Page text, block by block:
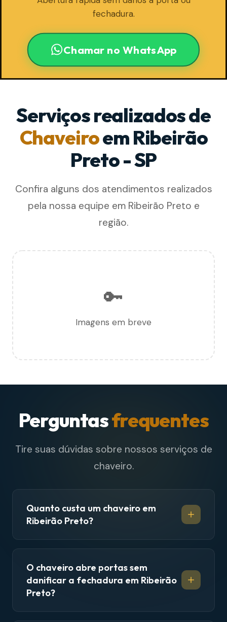
fechadura.
Chamar no WhatsApp
Serviços realizados de
Chaveiroem Ribeirão
Preto - SP
Confira alguns dos atendimentos realizados
pela nossa equipe em Ribeirão Preto e
região.
🔑
Imagens em breve
Perguntasfrequentes
Tire suas dúvidas sobre nossos serviços de
chaveiro.
Quanto custa um chaveiro em
Ribeirão Preto?
O chaveiro abre portas sem
danificar a fechadura em Ribeirão
Preto?